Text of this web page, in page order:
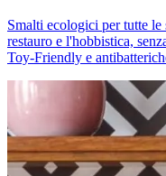
Smalti ecologici per tutte
restauro e l'hobbistica,
Toy-Friendly e